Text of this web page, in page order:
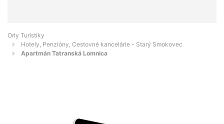
Orly Turistiky
Hotely, Penzióny, Cestovné kancelárie - Starý Smokovec
Apartmán Tatranská Lomnica